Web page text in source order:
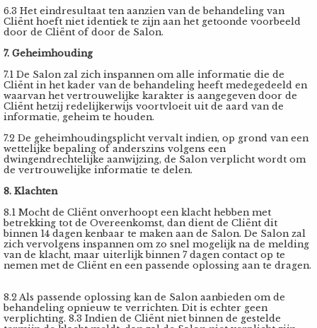
6.3 Het eindresultaat ten aanzien van de behandeling van
Cliënt hoeft niet identiek te zijn aan het getoonde voorbeeld
door de Cliënt of door de Salon.
7. Geheimhouding
7.1 De Salon zal zich inspannen om alle informatie die de
Cliënt in het kader van de behandeling heeft medegedeeld en
waarvan het vertrouwelijke karakter is aangegeven door de
Cliënt hetzij redelijkerwijs voortvloeit uit de aard van de
informatie, geheim te houden.
7.2 De geheimhoudingsplicht vervalt indien, op grond van een
wettelijke bepaling of anderszins volgens een
dwingendrechtelijke aanwijzing, de Salon verplicht wordt om
de vertrouwelijke informatie te delen.
8. Klachten
8.1 Mocht de Cliënt onverhoopt een klacht hebben met
betrekking tot de Overeenkomst, dan dient de Cliënt dit
binnen 14 dagen kenbaar te maken aan de Salon. De Salon zal
zich vervolgens inspannen om zo snel mogelijk na de melding
van de klacht, maar uiterlijk binnen 7 dagen contact op te
nemen met de Cliënt en een passende oplossing aan te dragen.
8.2 Als passende oplossing kan de Salon aanbieden om de
behandeling opnieuw te verrichten. Dit is echter geen
verplichting. 8.3 Indien de Cliënt niet binnen de gestelde